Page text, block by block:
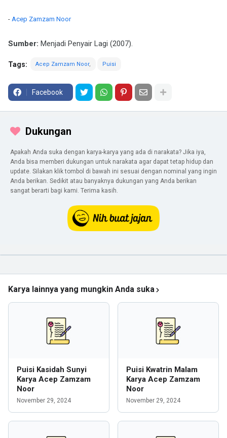
- Acep Zamzam Noor
Sumber: Menjadi Penyair Lagi (2007).
Tags: Acep Zamzam Noor Puisi
Facebook
Dukungan
Apakah Anda suka dengan karya-karya yang ada di narakata? Jika iya,
Anda bisa memberi dukungan untuk narakata agar dapat tetap hidup dan
update. Silakan klik tombol di bawah ini sesuai dengan nominal yang ingin
Anda berikan. Sedikit atau banyaknya dukungan yang Anda berikan
sangat berarti bagi kami. Terima kasih.
Karya lainnya yang mungkin Anda suka
Puisi Kasidah Sunyi
Karya Acep Zamzam
Noor
November 29, 2024
Puisi Kwatrin Malam
Karya Acep Zamzam
Noor
November 29, 2024